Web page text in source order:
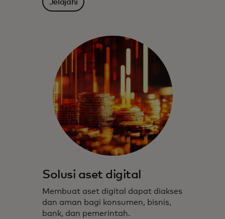
Jelajahi
Solusi aset digital
Membuat aset digital dapat diakses
dan aman bagi konsumen, bisnis,
bank, dan pemerintah.